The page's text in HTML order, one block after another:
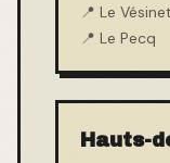
📍 Le Vésinet
📍 Le Pecq
Hauts-